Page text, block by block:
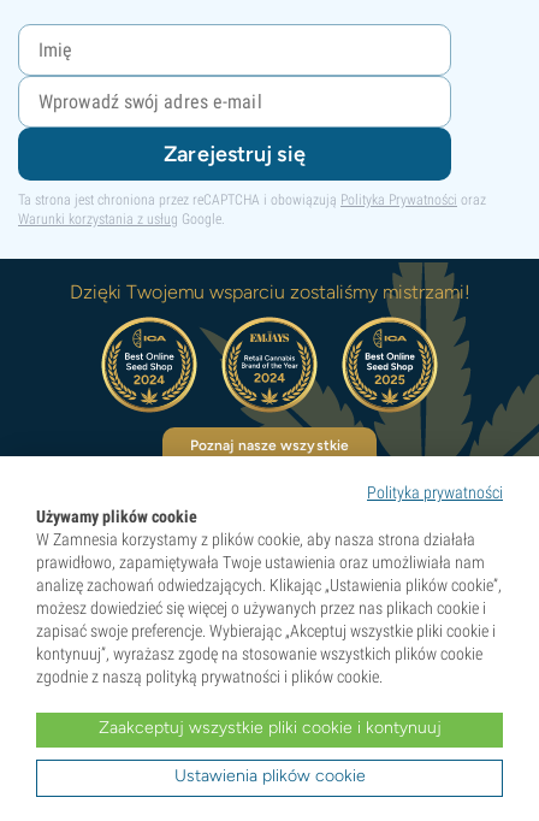
Zarejestruj się
Ta strona jest chroniona przez reCAPTCHA i obowiązują Polityka Prywatności oraz
Warunki korzystania z usług Google.
Dzięki Twojemu wsparciu zostaliśmy mistrzami!
Poznaj nasze wszystkie
Pionierzy naturalnych doznań
Kategorie
Odkryj
Polityka prywatności
Używamy plików cookie
W Zamnesia korzystamy z plików cookie, aby nasza strona działała
prawidłowo, zapamiętywała Twoje ustawienia oraz umożliwiała nam
analizę zachowań odwiedzających. Klikając „Ustawienia plików cookie”,
możesz dowiedzieć się więcej o używanych przez nas plikach cookie i
zapisać swoje preferencje. Wybierając „Akceptuj wszystkie pliki cookie i
kontynuuj”, wyrażasz zgodę na stosowanie wszystkich plików cookie
zgodnie z naszą polityką prywatności i plików cookie.
Zaakceptuj wszystkie pliki cookie i kontynuuj
Ustawienia plików cookie